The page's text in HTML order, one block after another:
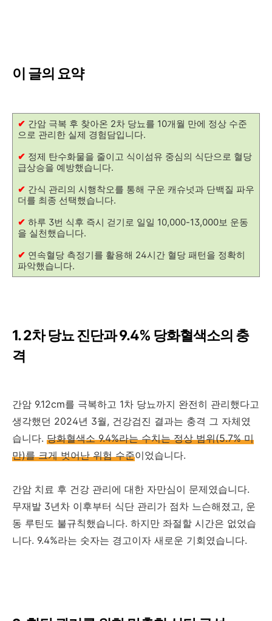
이 글의 요약
✔ 간암 극복 후 찾아온 2차 당뇨를 10개월 만에 정상 수준
으로 관리한 실제 경험담입니다.
✔ 정제 탄수화물을 줄이고 식이섬유 중심의 식단으로 혈당
급상승을 예방했습니다.
✔ 간식 관리의 시행착오를 통해 구운 캐슈넛과 단백질 파우
더를 최종 선택했습니다.
✔ 하루 3번 식후 즉시 걷기로 일일 10,000-13,000보 운동
을 실천했습니다.
✔ 연속혈당 측정기를 활용해 24시간 혈당 패턴을 정확히
파악했습니다.
1. 2차 당뇨 진단과 9.4% 당화혈색소의 충
격
간암 9.12cm를 극복하고 1차 당뇨까지 완전히 관리했다고
생각했던 2024년 3월, 건강검진 결과는 충격 그 자체였
습니다. 당화혈색소 9.4%라는 수치는 정상 범위(5.7% 미
만)를 크게 벗어난 위험 수준이었습니다.
간암 치료 후 건강 관리에 대한 자만심이 문제였습니다.
무재발 3년차 이후부터 식단 관리가 점차 느슨해졌고, 운
동 루틴도 불규칙했습니다. 하지만 좌절할 시간은 없었습
니다. 9.4%라는 숫자는 경고이자 새로운 기회였습니다.